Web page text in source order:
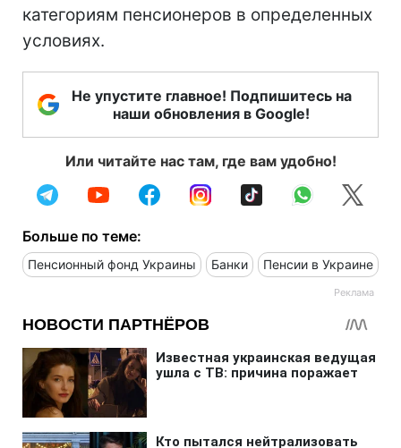
категориям пенсионеров в определенных
условиях.
Не упустите главное! Подпишитесь на
наши обновления в Google!
Или читайте нас там, где вам удобно!
Больше по теме:
Пенсионный фонд Украины Банки Пенсии в Украине